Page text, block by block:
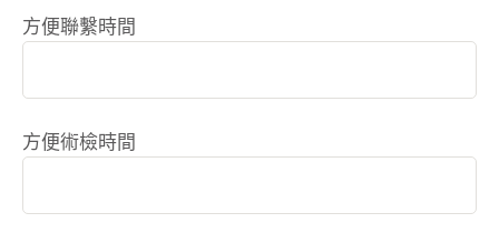
方便聯繫時間
方便術檢時間